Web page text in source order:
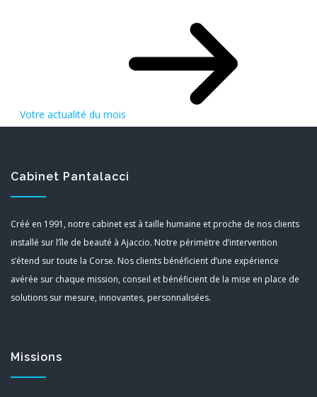
Votre actualité du mois
Cabinet Pantalacci
Créé en 1991, notre cabinet est à taille humaine et proche de nos clients
installé sur l’île de beauté à Ajaccio. Notre périmètre d’intervention
s’étend sur toute la Corse. Nos clients bénéficient d’une expérience
avérée sur chaque mission, conseil et bénéficient de la mise en place de
solutions sur mesure, innovantes, personnalisées.
Missions